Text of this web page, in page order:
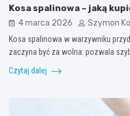
Kosa spalinowa – jaką
4 marca 2026 Szymon
Kosa spalinowa w warzywniku
zaczyna być za wolna: pozwala
Czytaj dalej